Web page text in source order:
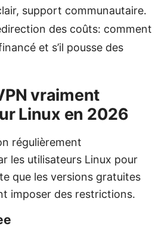
support communautaire.
des coûts: comment
et s’il pousse des
vraiment
Linux en 2026
régulièrement
les utilisateurs Linux pour
que les versions gratuites
imposer des restrictions.